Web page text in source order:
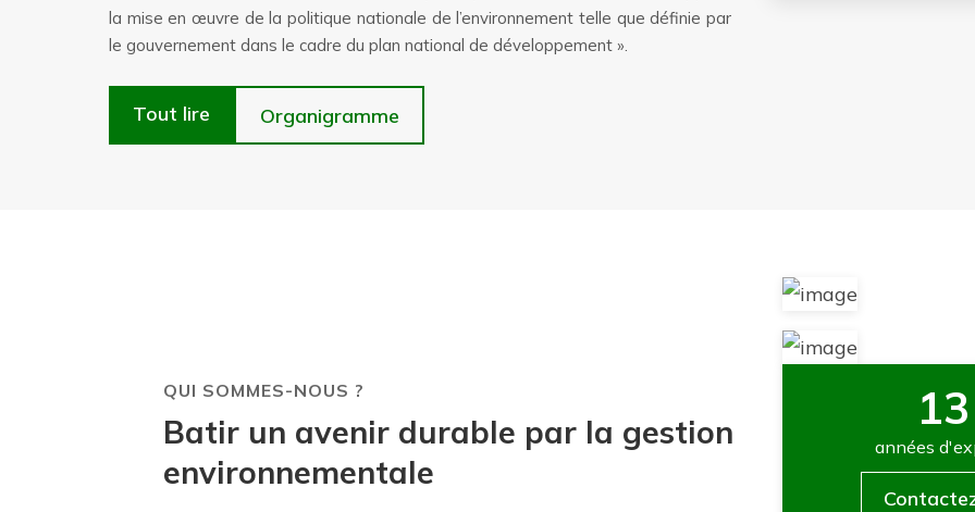
la mise en œuvre de la politique nationale de l’environnement telle que définie par
le gouvernement dans le cadre du plan national de développement ».
Tout lire Organigramme
QUI SOMMES-NOUS ?
Batir un avenir durable par la gestion
environnementale
années